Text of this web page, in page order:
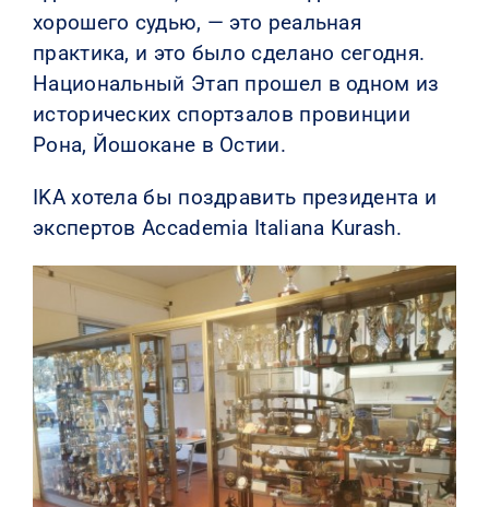
хорошего судью, — это реальная
практика, и это было сделано сегодня.
Национальный Этап прошел в одном из
исторических спортзалов провинции
Рона, Йошокане в Остии.
IKA хотела бы поздравить президента и
экспертов Accademia Italiana Kurash.